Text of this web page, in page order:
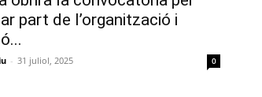
part de l’organització i
- 31 juliol, 2025 0